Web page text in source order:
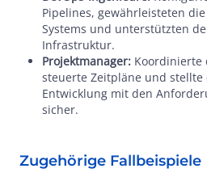
Pipelines, gewährleisteten
Systems und unterstützten
Infrastruktur.
Projektmanager: Koordinierte
steuerte Zeitpläne und
Entwicklung mit den
sicher.
Zugehörige Fallbeispiele